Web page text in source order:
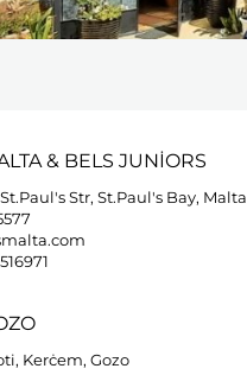
& BELS JUNIORS
Str, St.Paul's Bay, Malta
Kerċem, Gozo